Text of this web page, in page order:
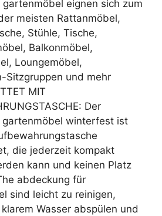
gartenmöbel eignen sich zum
meisten Rattanmöbel,
Stühle, Tische,
Balkonmöbel,
Loungemöbel,
Sitzgruppen und mehr
MIT
Der
gartenmöbel winterfest ist
die jederzeit kompakt
kann und keinen Platz
abdeckung für
sind leicht zu reinigen,
Wasser abspülen und